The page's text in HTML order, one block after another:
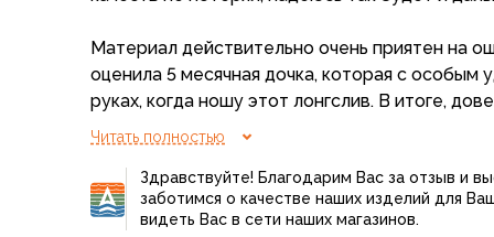
Аксессуары для обуви
Уход за обувью
Шнурки, стельки
Клей
Ледоступы
Женская обувь
Ботинки
Кроссовки
Материал действительно очень приятен на
оценила 5 месячная дочка, которая с особым
руках, когда ношу этот лонгслив. В итоге,
пижамы и получилось отлично.
Читать полностью
Здравствуйте! Благодарим Вас за отзыв и
заботимся о качестве наших изделий для
видеть Вас в сети наших магазинов.